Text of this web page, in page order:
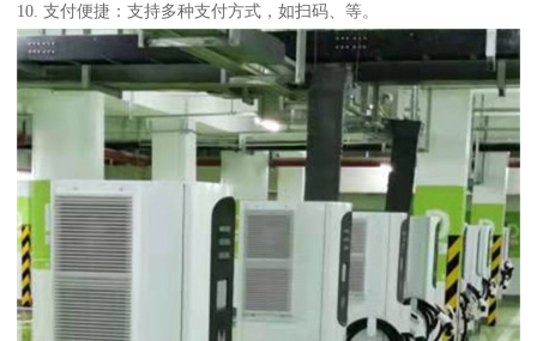
10. 支付便捷：支持多种支付方式，如扫码、等。